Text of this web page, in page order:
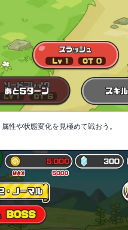
性や状態変化を見極めて戦おう。